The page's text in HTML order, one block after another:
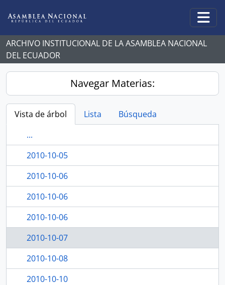
ARCHIVO INSTITUCIONAL DE LA ASAMBLEA NACIONAL
DEL ECUADOR
Navegar Materias:
Vista de árbol Lista
Búsqueda
...
2010-10-05
2010-10-06
2010-10-06
2010-10-06
2010-10-07
2010-10-08
2010-10-10